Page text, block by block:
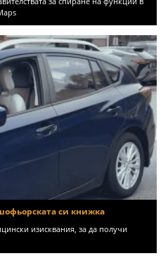
си книжка
изисквания, за да получи